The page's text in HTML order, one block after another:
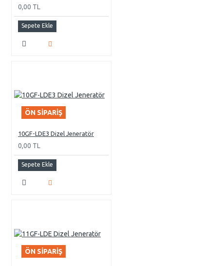
0,00 TL
Sepete Ekle
ÖN SIPARIŞ
10GF-LDE3 Dizel Jeneratör
0,00 TL
Sepete Ekle
ÖN SIPARIŞ